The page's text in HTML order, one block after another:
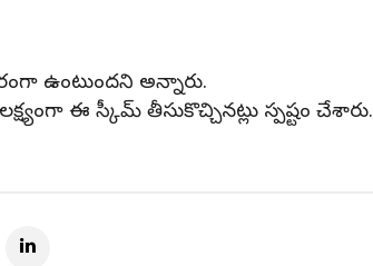
ఉంటుందని అన్నారు.
ఈ స్కీమ్ తీసుకొచ్చినట్లు స్పష్టం చేశారు.